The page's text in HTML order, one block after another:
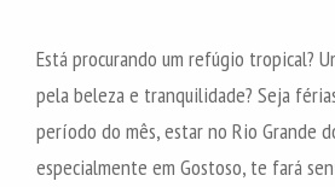
Está procurando um refúgio tropical?
pela beleza e tranquilidade? Seja
período do mês, estar no Rio Grande
especialmente em Gostoso, te fará